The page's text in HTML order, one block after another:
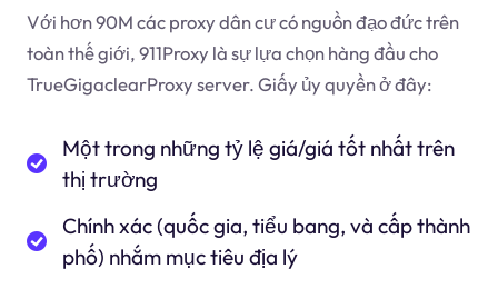
Với hơn 90M các proxy dân cư có nguồn đạo đức trên
toàn thế giới, 911Proxy là sự lựa chọn hàng đầu cho
TrueGigaclearProxy server. Giấy ủy quyền ở đây:
Một trong những tỷ lệ giá/giá tốt nhất trên
thị trường
Chính xác (quốc gia, tiểu bang, và cấp thành
phố) nhắm mục tiêu địa lý